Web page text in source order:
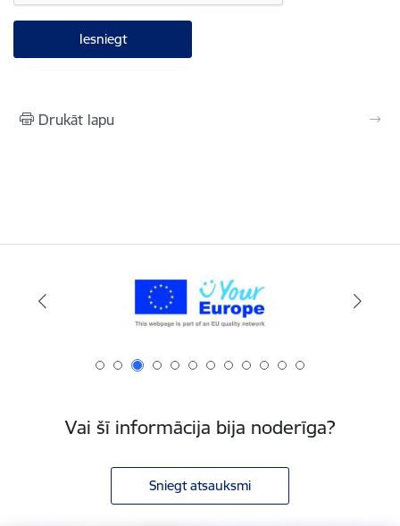
Drukāt lapu
Vai šī informācija bija noderīga?
Sniegt atsauksmi